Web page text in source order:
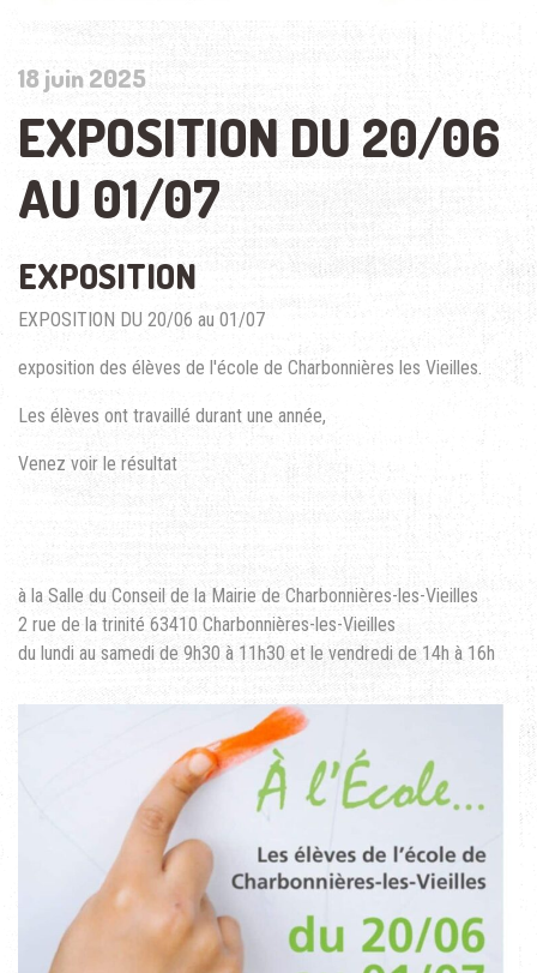
18 juin 2025
EXPOSITION DU 20/06
AU 01/07
EXPOSITION
EXPOSITION DU 20/06 au 01/07
exposition des élèves de l'école de Charbonnières les Vieilles.
Les élèves ont travaillé durant une année,
Venez voir le résultat
à la Salle du Conseil de la Mairie de Charbonnières-les-Vieilles
2 rue de la trinité 63410 Charbonnières-les-Vieilles
du lundi au samedi de 9h30 à 11h30 et le vendredi de 14h à 16h